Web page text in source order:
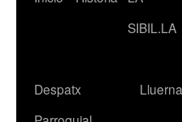
SIBIL.LA
Despatx
Lluerna